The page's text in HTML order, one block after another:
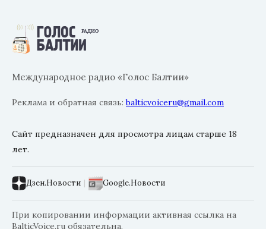
Международное радио «Голос Балтии»
Реклама и обратная связь:balticvoiceru@gmail.com
Сайт предназначен для просмотра лицам старше 18
лет.
Дзен.Новости | Google.Новости
При копировании информации активная ссылка на
BalticVoice.ru обязательна.